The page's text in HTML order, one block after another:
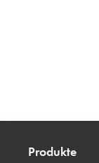
Produkte